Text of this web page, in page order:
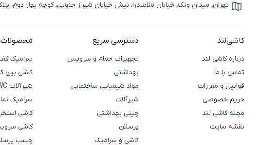
قیمت علم دوش یونیکا
پورتال
آیکون نقشه
تهران، میدان ونک، خیابان ملاصدرا، نبش خیابان شیراز جنوبی، کوچه بهار دوم، پلاک 1، واحد 6
کاشی‌لند
درباره کاشی لند
تماس با ما
قوانین و مقررات
حریم خصوصی
مجله کاشی لند
نقشه سایت
دسترسی سریع
تجهیزات حمام و سرویس
بهداشتی
مواد شیمیایی ساختمانی
شیرآلات
چینی بهداشتی
پرسلان
کاشی و سرامیک
سرامیک کف
کاشی بین
شیرآلات KWC
سرامیک
کاشی
کاشی
چسب